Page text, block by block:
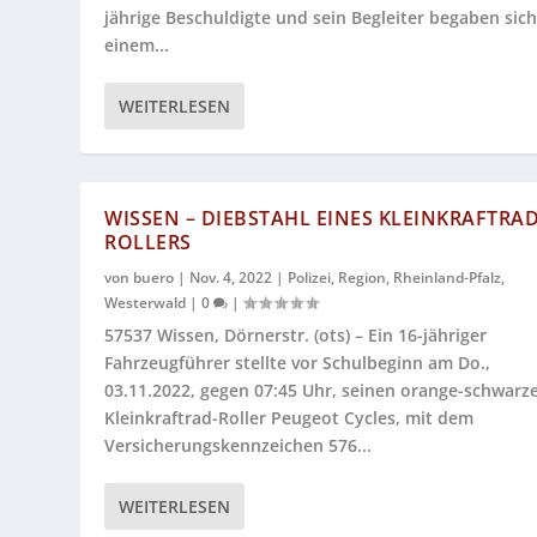
jährige Beschuldigte und sein Begleiter begaben
einem...
WEITERLESEN
WISSEN – DIEBSTAHL EINES
ROLLERS
von buero | Nov. 4, 2022 | Polizei, Region, Rheinland-Pfalz,
Westerwald |0 |
57537 Wissen, Dörnerstr. (ots) – Ein 16-jähriger
Fahrzeugführer stellte vor Schulbeginn am Do.,
03.11.2022, gegen 07:45 Uhr, seinen orange-
Kleinkraftrad-Roller Peugeot Cycles, mit dem
Versicherungskennzeichen 576...
WEITERLESEN